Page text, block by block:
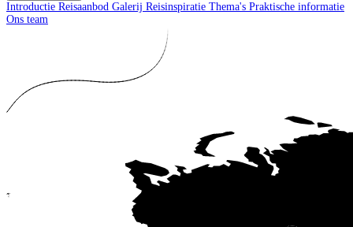
Introductie Reisaanbod Galerij Reisinspiratie Thema's Praktische informatie
Ons team